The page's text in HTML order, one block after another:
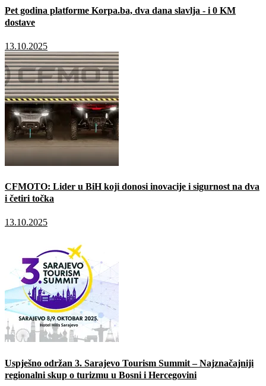
Pet godina platforme Korpa.ba, dva dana slavlja - i 0 KM
dostave
13.10.2025
CFMOTO: Lider u BiH koji donosi inovacije i sigurnost na dva
i četiri točka
13.10.2025
Uspješno održan 3. Sarajevo Tourism Summit – Najznačajniji
regionalni skup o turizmu u Bosni i Hercegovini